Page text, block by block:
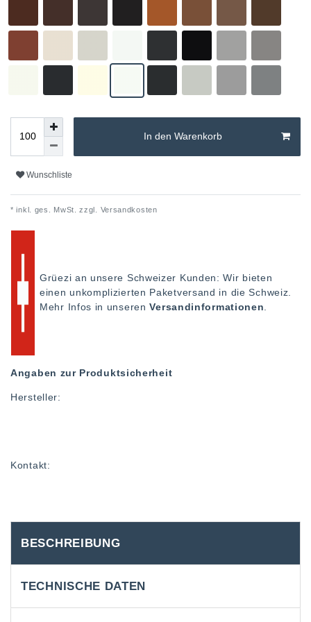
In den Warenkorb
Wunschliste
* inkl. ges. MwSt. zzgl. Versandkosten
Grüezi an unsere Schweizer Kunden: Wir bieten
einen unkomplizierten Paketversand in die Schweiz.
Mehr Infos in unserenVersandinformationen
Angaben zur Produktsicherheit
Hersteller:
Kontakt:
BESCHREIBUNG
TECHNISCHE DATEN